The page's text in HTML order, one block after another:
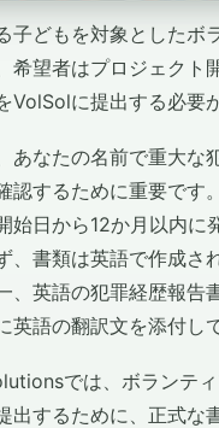
子どもを対象としたボ
希望者はプロジェクト
VolSolに提出する必要
あなたの名前で重大な
認するために重要です
始日から12か月以内に
、書類は英語で作成さ
、英語の犯罪経歴報告
英語の翻訳文を添付し
では、ボランテ
出するために、正式な